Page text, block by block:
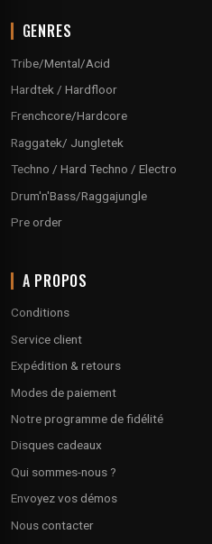
GENRES
Tribe/Mental/Acid
Hardtek / Hardfloor
Frenchcore/Hardcore
Raggatek/ Jungletek
Techno / Hard Techno / Electro
Drum'n'Bass/Raggajungle
Pre order
A PROPOS
Conditions
Service client
Expédition & retours
Modes de paiement
Notre programme de fidélité
Disques cadeaux
Qui sommes-nous ?
Envoyez vos démos
Nous contacter